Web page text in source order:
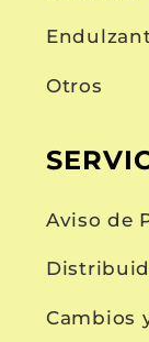
Otros
Aviso de
Cambios